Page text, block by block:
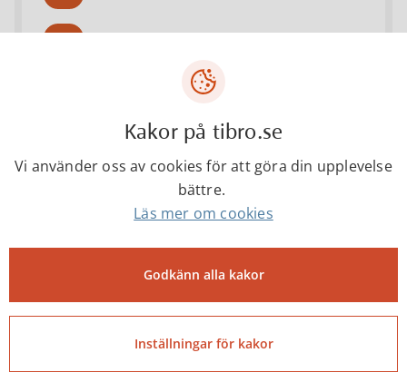
Jonathan Gustafsson
Kakor på tibro.se
Vi använder oss av cookies för att göra din upplevelse
bättre.
Läs mer om cookies
Godkänn alla kakor
Inställningar för kakor